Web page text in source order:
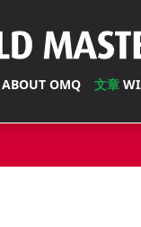
ABOUT OMQ 文章